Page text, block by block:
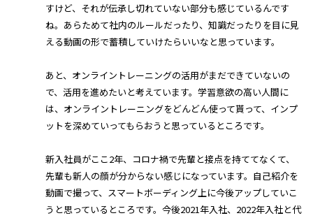
すけど、それが伝承し切れていない部分も感じているんです
ね。あらためて社内のルールだったり、知識だったりを目に見
える動画の形で蓄積していけたらいいなと思っています。
あと、オンライントレーニングの活用がまだできていないの
で、活用を進めたいと考えています。学習意欲の高い人間に
は、オンライントレーニングをどんどん使って貰って、インプ
ットを深めていってもらおうと思っているところです。
新入社員がここ2年、コロナ禍で先輩と接点を持ててなくて、
先輩も新人の顔が分からない感じになっています。自己紹介を
動画で撮って、スマートボーディング上に今後アップしていこ
うと思っているところです。今後2021年入社、2022年入社と代